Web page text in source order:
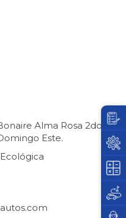
Alma Rosa 2do.
Este.